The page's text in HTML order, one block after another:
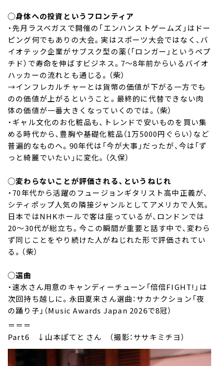
◯身体への投資というフロンティア
・先月ラスベガスで開催の「エンハンストゲームズ」はドー
ピング何でもありの大会。実はスポーツ大会ではなく、バ
イオテック企業がサブスク型の薬（「ロンガー」というペプ
チド）で寿命を伸ばすビジネス。7～8年前からいるバイオ
ハッカーの流れとも通じる。（柴）
→インフレカルチャーとは貨幣の価値が下がる一方でも
のの価値が上がるということ。最終的に代替できない肉
体の価値が一番大きくなっていくのでは。（柴）
・ギャル文化のお化粧品も、トレンドで安いものを買い集
める時代から、豊胸や基礎化粧品（1万5000円ぐらい）など
普遍的なものへ。90年代は「今が大事」だったが、今は「ず
っと綺麗でいたい」に変化。（久保）
◯変わらないことが評価される、というねじれ
・70年代から活躍のフュージョンギタリスト高中正義が、
シティポップ人気の隣接ジャンルとしてアメリカで人気。
日本ではNHKホールで客は座っているが、ロンドンでは
20～30代が総立ち。今この瞬間が重要と話す中で、変わら
ず同じことをやり続けた人がねじれた形で評価されてい
る。（柴）
◯選曲
・速水さん用意のキャンディーチューン「倍倍FIGHT!」は
次回持ち越しに。永田夏来さん選曲：サカナクション「夜
の踊り子」（Music Awards Japan 2026で8冠）
＝＝＝
Part6 ↓山本ぽてと⁠⁠さん （撮影：ササキミチヨ）